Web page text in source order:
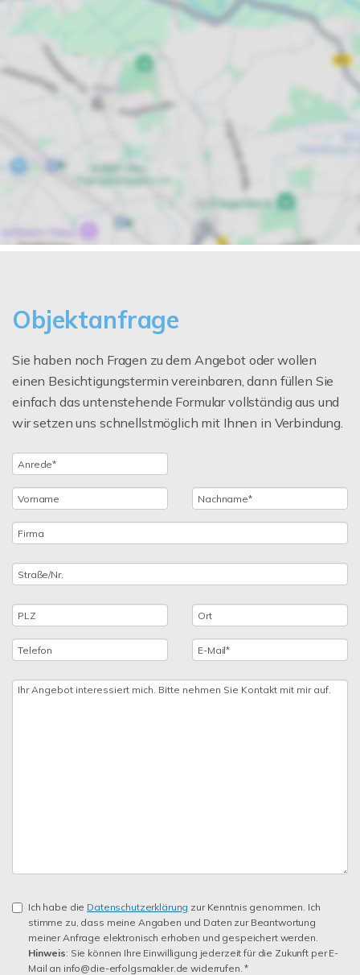
Objektanfrage
Sie haben noch Fragen zu dem Angebot oder wollen
einen Besichtigungstermin vereinbaren, dann füllen Sie
einfach das untenstehende Formular vollständig aus und
wir setzen uns schnellstmöglich mit Ihnen in Verbindung.
Ich habe die Datenschutzerklärung zur Kenntnis genommen. Ich
stimme zu, dass meine Angaben und Daten zur Beantwortung
meiner Anfrage elektronisch erhoben und gespeichert werden.
Hinweis: Sie können Ihre Einwilligung jederzeit für die Zukunft per E-
Mail an info@die-erfolgsmakler.de widerrufen. *